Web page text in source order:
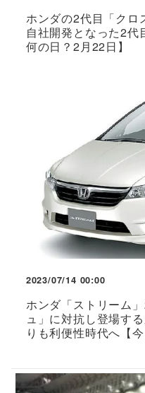
ホンダの2代目「クロ
自社開発となった2
何の日？2月22日】
2023/07/14 00:00
ホンダ「ストリーム
ュ」に対抗し登場す
りも利便性時代へ【